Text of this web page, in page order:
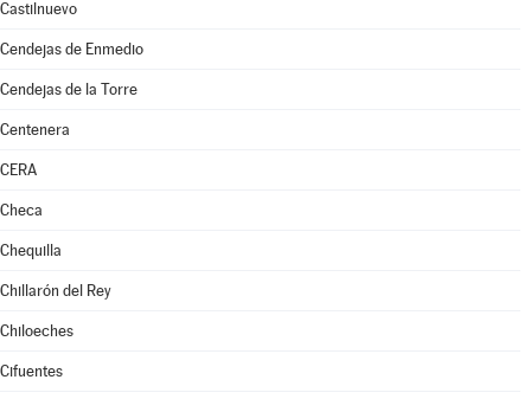
Castilnuevo
Cendejas de Enmedio
Cendejas de la Torre
Centenera
CERA
Checa
Chequilla
Chillarón del Rey
Chiloeches
Cifuentes